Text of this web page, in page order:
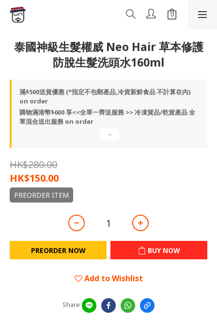
泰國神級生髮權威 Neo Hair 草本修護
防脫生髮洗頭水160ml
滿$500送貨優惠 (*指定不包郵產品,冷貨新鮮食品 不計算在內)
on order
購物滿港幣$600 享<<全單一齊送服務 >> 冷凍貨品/乾貨產品 全
單混合送出服務 on order
HK$280.00
HK$150.00
PREORDER ITEM
PREORDER NOW BUY NOW
Add to Wishlist
Share